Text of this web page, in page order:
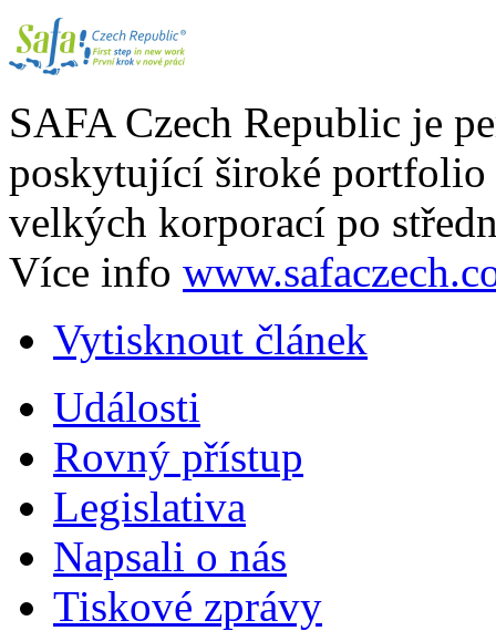
SAFA Czech Republic je
poskytující široké
velkých korporací po
Více info
Vytisknout článek
Události
Rovný přístup
Legislativa
Napsali o nás
Tiskové zprávy